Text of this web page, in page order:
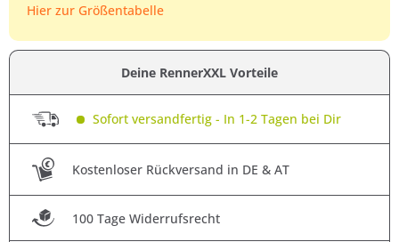
Hier zur Größentabelle
Deine RennerXXL Vorteile
Sofort versandfertig - In 1-2 Tagen bei Dir
Kostenloser Rückversand in DE & AT
100 Tage Widerrufsrecht